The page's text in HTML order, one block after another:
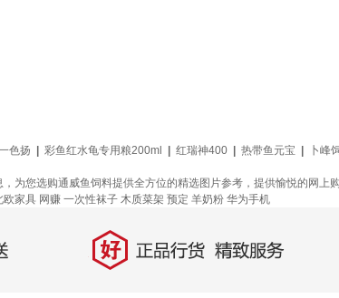
色扬 彩鱼红水龟专用粮200ml 红瑞神400 热带鱼元宝
卜峰
为您选购通威鱼饲料提供全方位的精选图片参考，提供愉悦的网上
欧家具 网赚 一次性袜子 木质菜架 预定 羊奶粉 华为手机
好 正品行货，精致服务